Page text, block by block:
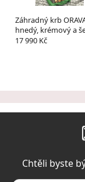
Záhradný krb
hnedý, krémový a
17 990 Kč
Chtěli byste